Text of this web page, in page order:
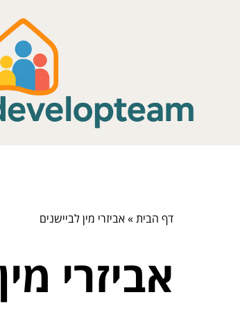
דף הבית»אביזרי מין לביישנים
אביזרי